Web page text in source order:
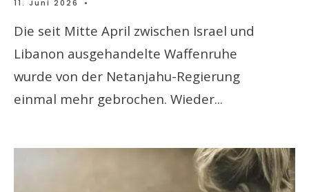
11. Juni 2026 •
Die seit Mitte April zwischen Israel und
Libanon ausgehandelte Waffenruhe
wurde von der Netanjahu-Regierung
einmal mehr gebrochen. Wieder...